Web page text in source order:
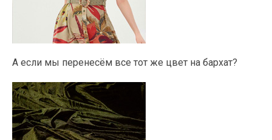
А если мы перенесём все тот же цвет на бархат?